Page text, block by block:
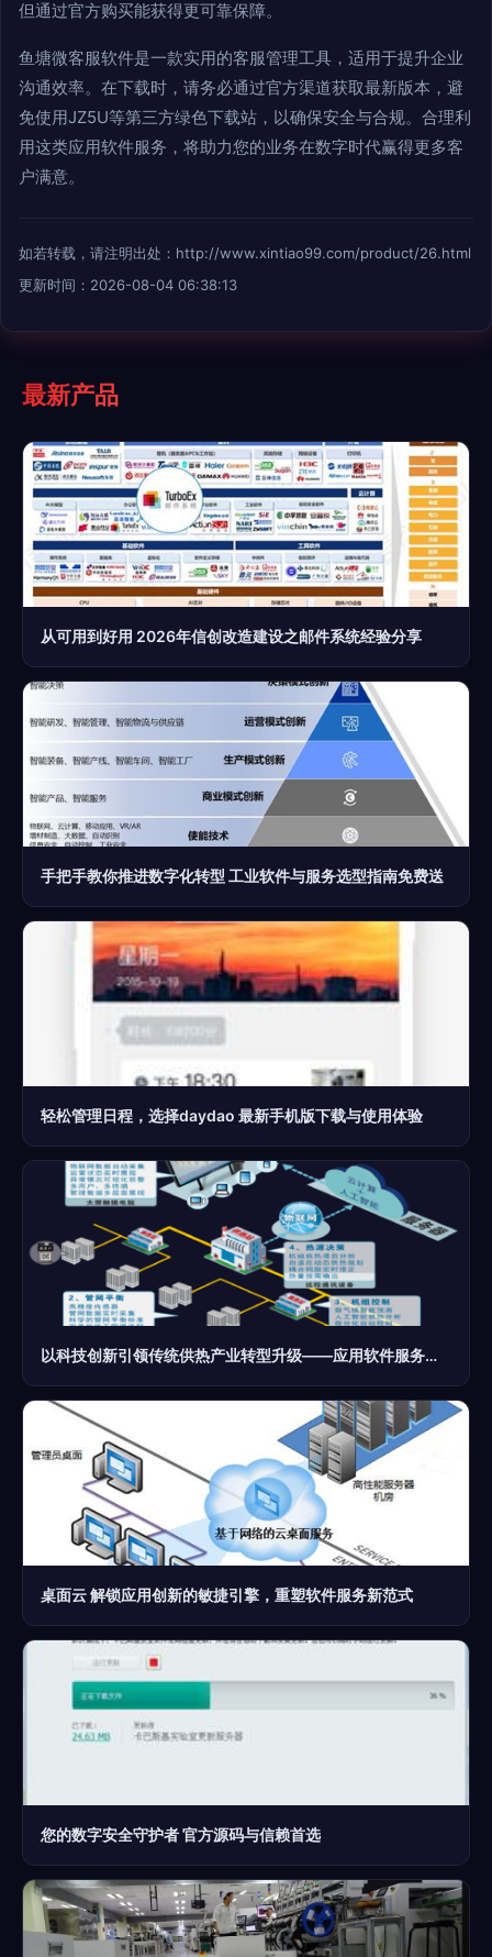
但通过官方购买能获得更可靠保障。
鱼塘微客服软件是一款实用的客服管理工具，适用于提升企业
沟通效率。在下载时，请务必通过官方渠道获取最新版本，避
免使用JZ5U等第三方绿色下载站，以确保安全与合规。合理利
用这类应用软件服务，将助力您的业务在数字时代赢得更多客
户满意。
如若转载，请注明出处：http://www.xintiao99.com/product/26.html
更新时间：2026-08-04 06:38:13
最新产品
从可用到好用 2026年信创改造建设之邮件系统经验分享
手把手教你推进数字化转型 工业软件与服务选型指南免费送
轻松管理日程，选择daydao 最新手机版下载与使用体验
以科技创新引领传统供热产业转型升级——应用软件服务的深度赋能之路
桌面云 解锁应用创新的敏捷引擎，重塑软件服务新范式
您的数字安全守护者 官方源码与信赖首选